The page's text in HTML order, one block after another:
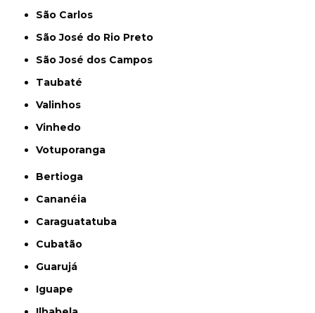
São Carlos
São José do Rio Preto
São José dos Campos
Taubaté
Valinhos
Vinhedo
Votuporanga
Bertioga
Cananéia
Caraguatatuba
Cubatão
Guarujá
Iguape